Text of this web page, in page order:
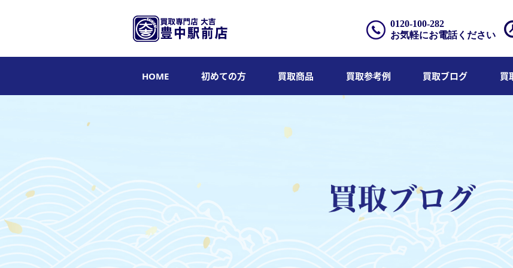
0120-100-282
お気軽にお電話ください
HOME 初めての方 買取商品 買取参考例 買取ブログ 買